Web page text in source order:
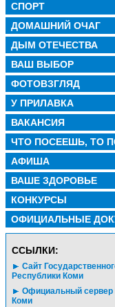
СПОРТ
ДОМАШНИЙ ОЧАГ
ДЫМ ОТЕЧЕСТВА
ВАШ ВЫБОР
ФОТОВЗГЛЯД
У ПРИЛАВКА
ВАКАНСИЯ
ЧТО ПОСЕЕШЬ, ТО
АФИША
ВАШЕ ЗДОРОВЬЕ
КОНКУРСЫ
ОФИЦИАЛЬНЫЕ
CСЫЛКИ:
Сайт
Республики Коми
Официальный сервер
Коми